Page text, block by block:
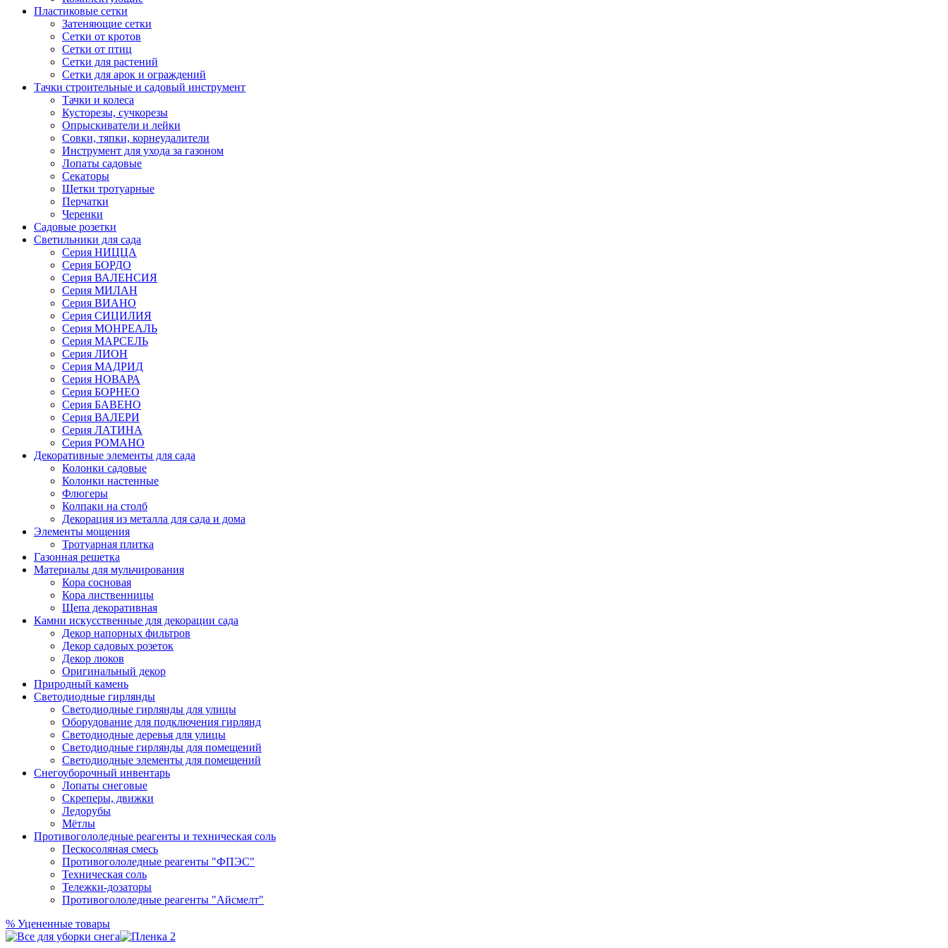
Пластиковые сетки
Затеняющие сетки
Сетки от кротов
Сетки от птиц
Сетки для растений
Сетки для арок и ограждений
Тачки строительные и садовый инструмент
Тачки и колеса
Кусторезы, сучкорезы
Опрыскиватели и лейки
Совки, тяпки, корнеудалители
Инструмент для ухода за газоном
Лопаты садовые
Секаторы
Щетки тротуарные
Перчатки
Черенки
Садовые розетки
Светильники для сада
Серия НИЦЦА
Серия БОРДО
Серия ВАЛЕНСИЯ
Серия МИЛАН
Серия ВИАНО
Серия СИЦИЛИЯ
Серия МОНРЕАЛЬ
Серия МАРСЕЛЬ
Серия ЛИОН
Серия МАДРИД
Серия НОВАРА
Серия БОРНЕО
Серия БАВЕНО
Серия ВАЛЕРИ
Серия ЛАТИНА
Серия РОМАНО
Декоративные элементы для сада
Колонки садовые
Колонки настенные
Флюгеры
Колпаки на столб
Декорация из металла для сада и дома
Элементы мощения
Тротуарная плитка
Газонная решетка
Материалы для мульчирования
Кора сосновая
Кора лиственницы
Щепа декоративная
Камни искусственные для декорации сада
Декор напорных фильтров
Декор садовых розеток
Декор люков
Оригинальный декор
Природный камень
Светодиодные гирлянды
Светодиодные гирлянды для улицы
Оборудование для подключения гирлянд
Светодиодные деревья для улицы
Светодиодные гирлянды для помещений
Светодиодные элементы для помещений
Снегоуборочный инвентарь
Лопаты снеговые
Скреперы, движки
Ледорубы
Мётлы
Противогололедные реагенты и техническая соль
Пескосоляная смесь
Противогололедные реагенты "ФПЭС"
Техническая соль
Тележки-дозаторы
Противогололедные реагенты "Айсмелт"
% Уцененные товары